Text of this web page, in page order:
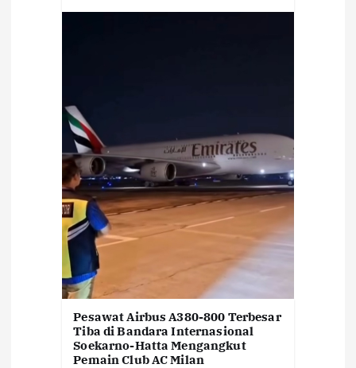
Pesawat Airbus A380-800 Terbesar
Tiba di Bandara Internasional
Soekarno-Hatta Mengangkut
Pemain Club AC Milan